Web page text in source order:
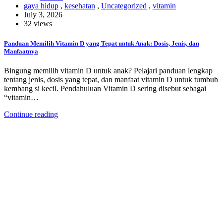
gaya hidup , kesehatan , Uncategorized , vitamin
July 3, 2026
32 views
Panduan Memilih Vitamin D yang Tepat untuk Anak: Dosis, Jenis, dan
Manfaatnya
Bingung memilih vitamin D untuk anak? Pelajari panduan lengkap
tentang jenis, dosis yang tepat, dan manfaat vitamin D untuk tumbuh
kembang si kecil. Pendahuluan Vitamin D sering disebut sebagai
“vitamin…
Continue reading